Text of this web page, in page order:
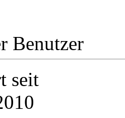
Benutzer
seit